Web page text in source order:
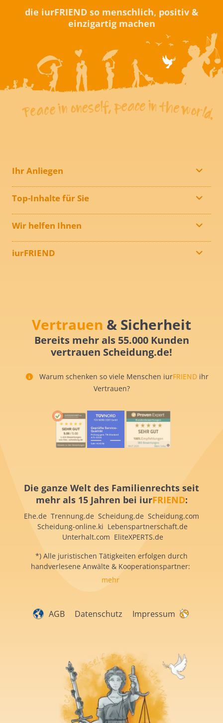
die iurFRIEND so menschlich, positiv &
einzigartig machen
Ihr Anliegen
Top-Inhalte für Sie
Wir helfen Ihnen
iurFRIEND
Vertrauen & Sicherheit
Bereits mehr als 55.000 Kunden
vertrauen Scheidung.de!
Warum schenken so viele Menschen iurFRIEND ihr
Vertrauen?
Die ganze Welt des Familienrechts seit
mehr als 15 Jahren bei iurFRIEND:
Ehe.de Trennung.de Scheidung.de Scheidung.com
Scheidung-online.ki Lebenspartnerschaft.de
Unterhalt.com EliteXPERTS.de
*) Alle juristischen Tätigkeiten erfolgen durch
handverlesene Anwälte & Kooperationspartner:
mehr
AGB Datenschutz Impressum